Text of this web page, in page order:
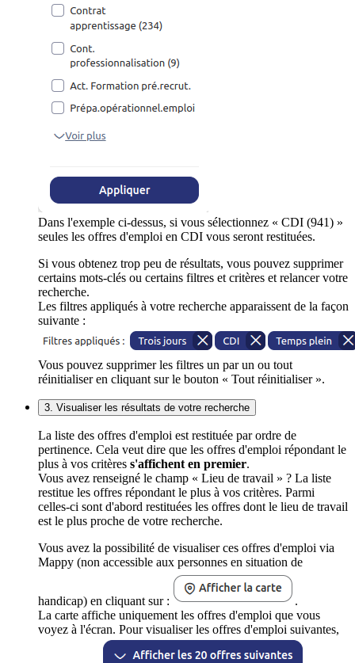
Dans l'exemple ci-dessus, si vous sélectionnez « CDI (941) »
seules les offres d'emploi en CDI vous seront restituées.
Si vous obtenez trop peu de résultats, vous pouvez supprimer
certains mots-clés ou certains filtres et critères et relancer votre
recherche.
Les filtres appliqués à votre recherche apparaissent de la façon
suivante :
Vous pouvez supprimer les filtres un par un ou tout
réinitialiser en cliquant sur le bouton « Tout réinitialiser ».
3. Visualiser les résultats de votre recherche
La liste des offres d'emploi est restituée par ordre de
pertinence. Cela veut dire que les offres d'emploi répondant le
plus à vos critères s'affichent en premier.
Vous avez renseigné le champ « Lieu de travail » ? La liste
restitue les offres répondant le plus à vos critères. Parmi
celles-ci sont d'abord restituées les offres dont le lieu de travail
est le plus proche de votre recherche.
Vous avez la possibilité de visualiser ces offres d'emploi via
Mappy (non accessible aux personnes en situation de
handicap) en cliquant sur :
.
La carte affiche uniquement les offres d'emploi que vous
voyez à l'écran. Pour visualiser les offres d'emploi suivantes,